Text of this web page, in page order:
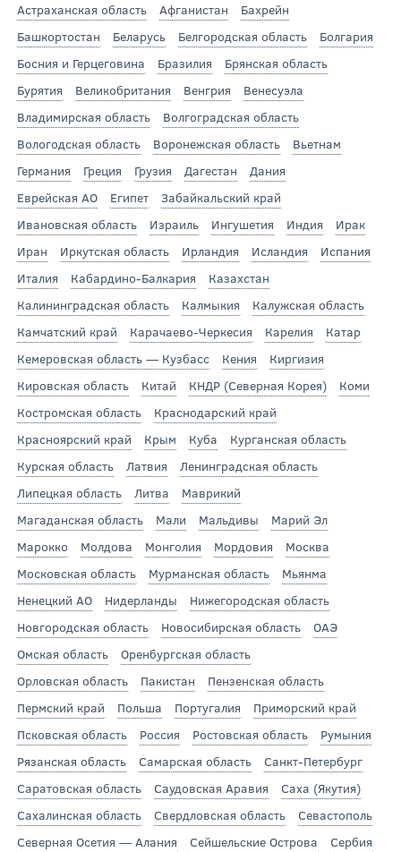
Астраханская область
Афганистан
Бахрейн
Башкортостан
Беларусь Белгородская область
Болгария
Босния и Герцеговина
Бразилия
Брянская область
Бурятия
Великобритания Венгрия
Венесуэла
Владимирская область
Волгоградская область
Вологодская область
Воронежская область
Вьетнам
Германия
Греция Грузия Дагестан
Дания
Еврейская АО
Египет
Забайкальский край
Ивановская область
Израиль Ингушетия Индия
Ирак
Иран
Иркутская область Ирландия Исландия
Испания
Италия
Кабардино-Балкария
Казахстан
Калининградская область
Калмыкия
Калужская область
Камчатский край
Карачаево-Черкесия Карелия
Катар
Кемеровская область — Кузбасс
Кения
Киргизия
Кировская область
Китай КНДР (Северная Корея)
Коми
Костромская область
Краснодарский край
Красноярский край
Крым Куба
Курганская область
Курская область
Латвия
Ленинградская область
Липецкая область
Литва
Маврикий
Магаданская область
Мали Мальдивы
Марий Эл
Марокко
Молдова Монголия Мордовия
Москва
Московская область
Мурманская область
Мьянма
Ненецкий АО
Нидерланды
Нижегородская область
Новгородская область
Новосибирская область
ОАЭ
Омская область
Оренбургская область
Орловская область
Пакистан
Пензенская область
Пермский край
Польша Португалия
Приморский край
Псковская область
Россия Ростовская область
Румыния
Рязанская область
Самарская область
Санкт-Петербург
Саратовская область
Саудовская Аравия
Саха (Якутия)
Сахалинская область
Свердловская область
Севастополь
Северная Осетия — Алания
Сейшельские Острова
Сербия